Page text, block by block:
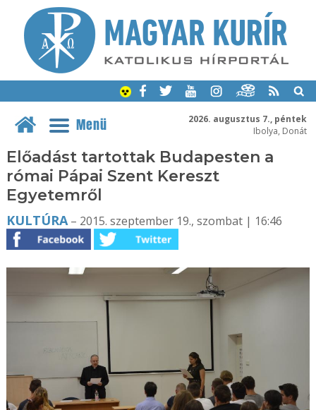
2026. augusztus 7., péntek
Ibolya, Donát
Menü
Előadást tartottak Budapesten a
római Pápai Szent Kereszt
Egyetemről
KULTÚRA– 2015. szeptember 19., szombat | 16:46